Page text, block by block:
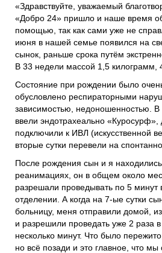
Банеры
«Здравствуйте, уважаемый
«Добро 24» пришло и наше время
помощью, так как сами уже не
июня в нашей семье появился на
сынок, раньше срока путём
В 33 недели массой 1,5 килограмм,
Состояние при рождении было
обусловлено респираторными
зависимостью, недоношенностью. В
ввели эндотрахеально «Куросурф»,
подключили к ИВЛ (искусственной
вторые сутки перевели на
После рождения сын и я
реанимациях, он в общем около
разрешали проведывать по 5 минут
отделении. А когда на 7-ые сутки
больницу, меня отправили домой,
и разрешили проведать уже 2 раза
несколько минут. Что было
но всё позади и это главное, что мы